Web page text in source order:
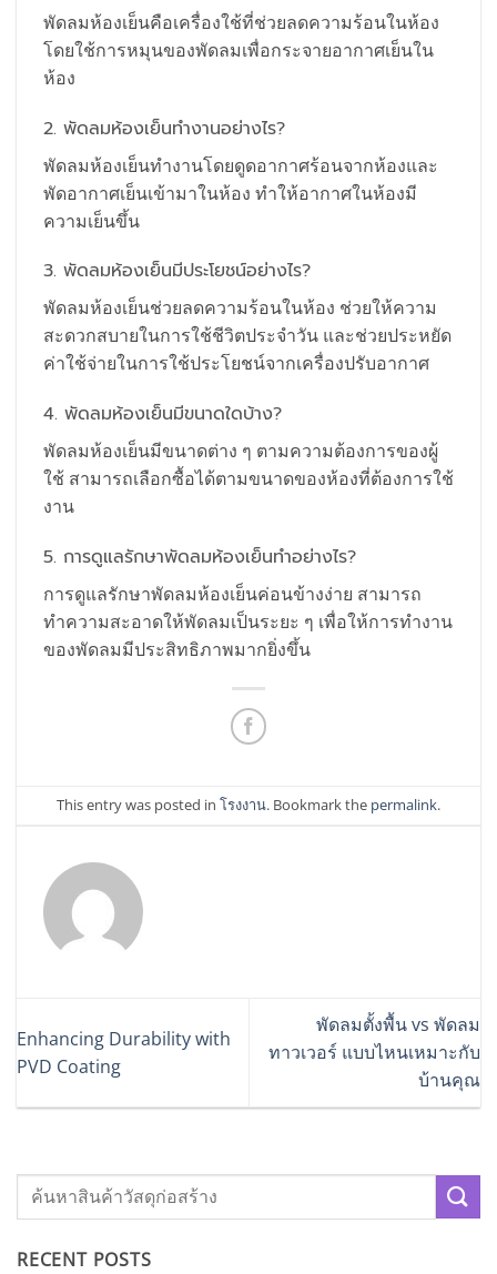
พัดลมห้องเย็นคือเครื่องใช้ที่ช่วยลดความร้อนในห้อง
โดยใช้การหมุนของพัดลมเพื่อกระจายอากาศเย็นใน
ห้อง
2. พัดลมห้องเย็นทำงานอย่างไร?
พัดลมห้องเย็นทำงานโดยดูดอากาศร้อนจากห้องและ
พัดอากาศเย็นเข้ามาในห้อง ทำให้อากาศในห้องมี
ความเย็นขึ้น
3. พัดลมห้องเย็นมีประโยชน์อย่างไร?
พัดลมห้องเย็นช่วยลดความร้อนในห้อง ช่วยให้ความ
สะดวกสบายในการใช้ชีวิตประจำวัน และช่วยประหยัด
ค่าใช้จ่ายในการใช้ประโยชน์จากเครื่องปรับอากาศ
4. พัดลมห้องเย็นมีขนาดใดบ้าง?
พัดลมห้องเย็นมีขนาดต่าง ๆ ตามความต้องการของผู้
ใช้ สามารถเลือกซื้อได้ตามขนาดของห้องที่ต้องการใช้
งาน
5. การดูแลรักษาพัดลมห้องเย็นทำอย่างไร?
การดูแลรักษาพัดลมห้องเย็นค่อนข้างง่าย สามารถ
ทำความสะอาดให้พัดลมเป็นระยะ ๆ เพื่อให้การทำงาน
ของพัดลมมีประสิทธิภาพมากยิ่งขึ้น
This entry was posted in โรงงาน. Bookmark the permalink.
Enhancing Durability with
PVD Coating
พัดลมตั้งพื้น vs พัดลม
ทาวเวอร์ แบบไหนเหมาะกับ
บ้านคุณ
RECENT POSTS